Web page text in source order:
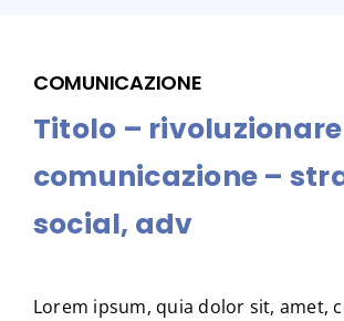
COMUNICAZIONE
Titolo –
comunicazione –
social, adv
Lorem ipsum, quia dolor sit, amet,